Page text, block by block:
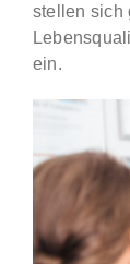
stellen sich
ein.